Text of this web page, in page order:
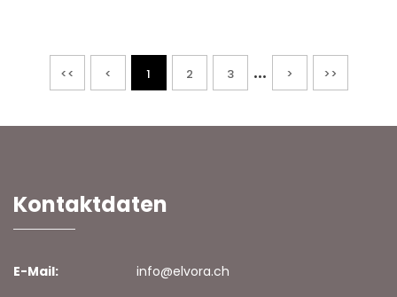
<< < 1 2 3 ... > >>
Kontaktdaten
E-Mail:
info@elvora.ch